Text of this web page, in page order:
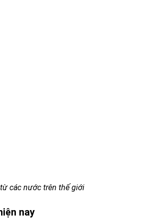
các nước trên thế giới
nay